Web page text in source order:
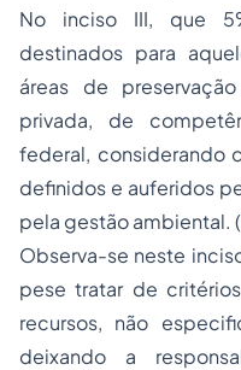
No inciso III, que
destinados para
áreas de
privada, de
federal, considerando
definidos e auferidos
pela gestão ambiental.
Observa-se neste
pese tratar de
recursos, não
deixando a